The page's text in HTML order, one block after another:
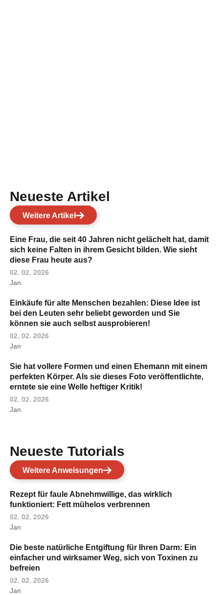
Neueste Artikel
Weitere Artikel
Eine Frau, die seit 40 Jahren nicht gelächelt hat, damit
sich keine Falten in ihrem Gesicht bilden. Wie sieht
diese Frau heute aus?
02. 02. 2026
Jan
Einkäufe für alte Menschen bezahlen: Diese Idee ist
bei den Leuten sehr beliebt geworden und Sie
können sie auch selbst ausprobieren!
02. 02. 2026
Jan
Sie hat vollere Formen und einen Ehemann mit einem
perfekten Körper. Als sie dieses Foto veröffentlichte,
erntete sie eine Welle heftiger Kritik!
02. 02. 2026
Jan
Neueste Tutorials
Weitere Anweisungen
Rezept für faule Abnehmwillige, das wirklich
funktioniert: Fett mühelos verbrennen
02. 02. 2026
Jan
Die beste natürliche Entgiftung für Ihren Darm: Ein
einfacher und wirksamer Weg, sich von Toxinen zu
befreien
02. 02. 2026
Jan